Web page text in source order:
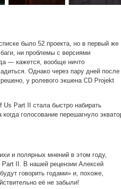
было 52 проекта, но в первый же
ни проблемы с версиями
— кажется, вообще ничто
Однако через пару дней после
у ролевого экшена CD Projekt
Part II стала быстро набирать
голосование перешагнуло
и полярных мнений в этом году,
Part II. В нашей рецензии Алексей
говорить годами» и, похоже,
её не забыли!